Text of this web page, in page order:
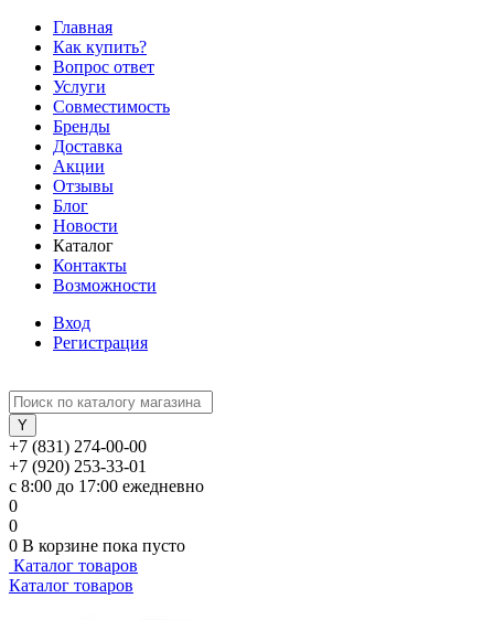
Главная
Как купить?
Вопрос ответ
Услуги
Совместимость
Бренды
Доставка
Акции
Отзывы
Блог
Новости
Каталог
Контакты
Возможности
Вход
Регистрация
+7 (831) 274-00-00
+7 (920) 253-33-01
с 8:00 до 17:00 ежедневно
0
0
0 В корзине пока пусто
Каталог товаров
Каталог товаров